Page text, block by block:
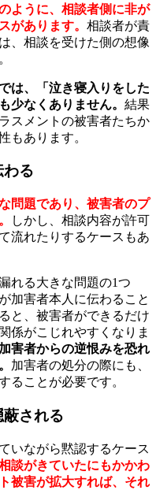
ように、相談者側に非が
があります。 相談者が責
、相談を受けた側の想像
は、「泣き寝入りをした
少なくありません。 結果
スメントの被害者たちか
もあります。
る
問題であり、被害者のプ
しかし、相談内容が許可
流れたりするケースもあ
れる大きな問題の1つ
加害者本人に伝わること
と、被害者ができるだけ
係がこじれやすくなりま
害者からの逆恨みを恐れ
加害者の処分の際にも、
ることが必要です。
される
いながら黙認するケース
談がきていたにもかかわ
被害が拡大すれば、それ